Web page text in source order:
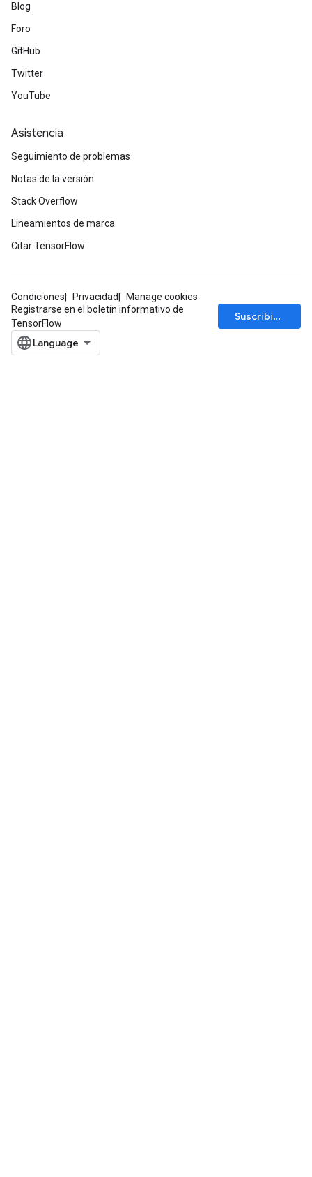
Blog
Foro
GitHub
Twitter
YouTube
Asistencia
Seguimiento de problemas
Notas de la versión
Stack Overflow
Lineamientos de marca
Citar TensorFlow
Condiciones Privacidad
Manage cookies
Registrarse en el boletín informativo de
TensorFlow
Suscribirse